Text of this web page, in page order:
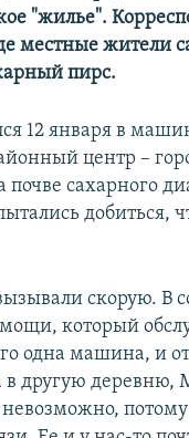
"жилье".
местные жители
пирс.
12 января в
центр –
сахарного
добиться,
скорую. В
который
одна машина, и
в другую деревню,